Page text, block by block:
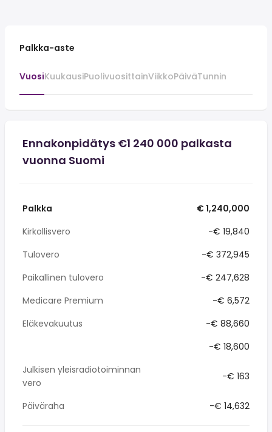
Palkka-aste
VuosiKuukausiPuolivuosittainViikkoPäiväTunnin
Ennakonpidätys €1 240 000 palkasta
vuonna Suomi
Palkka
€ 1,240,000
Kirkollisvero
-€ 19,840
Tulovero
-€ 372,945
Paikallinen tulovero
-€ 247,628
Medicare Premium
-€ 6,572
Eläkevakuutus
-€ 88,660
-€ 18,600
Julkisen yleisradiotoiminnan
vero
-€ 163
Päiväraha -€ 14,632